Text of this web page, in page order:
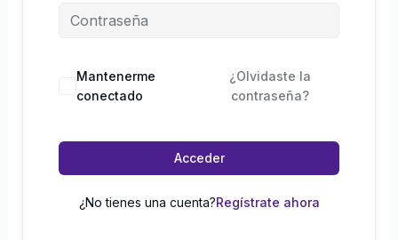
Mantenerme
conectado
¿Olvidaste la
contraseña?
Acceder
¿No tienes una cuenta?Regístrate ahora